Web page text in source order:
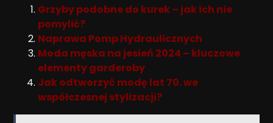
Grzyby podobne do kurek – jak ich nie
pomylić?
Naprawa Pomp Hydraulicznych
Moda męska na jesień 2024 – kluczowe
elementy garderoby
Jak odtworzyć modę lat 70. we
współczesnej stylizacji?